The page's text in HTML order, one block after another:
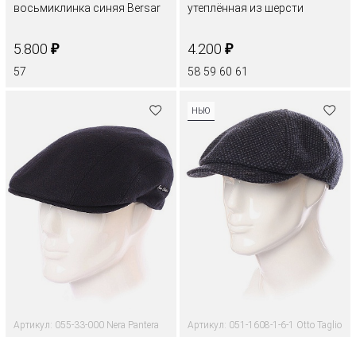
восьмиклинка синяя Bersar
5.800 ₽
57
утеплённая из шерсти
4.200 ₽
58 59 60 61
Артикул: 055-33-000 Nera Pantera
НЬЮ
Артикул: 051-1608-1-6-1 Otto Taglio